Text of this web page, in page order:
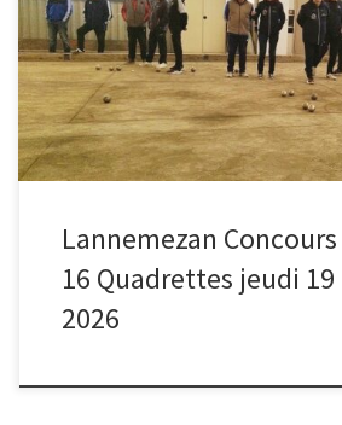
belles victoires face à des formations de
disputé la dernière rencontre contre le
devant au score et laissant entrevoir une
abordaient […]
Lannemezan
16 Quadrettes jeudi
2026